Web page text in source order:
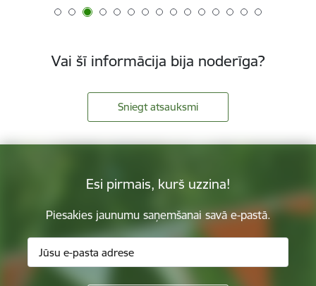
Vai šī informācija bija noderīga?
Sniegt atsauksmi
Esi pirmais, kurš uzzina!
Piesakies jaunumu saņemšanai savā e-pastā.